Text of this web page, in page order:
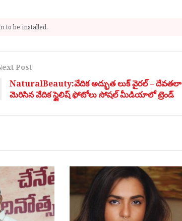
to be installed.
Post
NaturalBeauty:వేదిక అద్భుత లుక్ వైరల్ – దేవతలా
మెరిసిన వేదిక స్టైలిష్ ఫోటోలు సోషల్ మీడియాలో ట్రెండ్